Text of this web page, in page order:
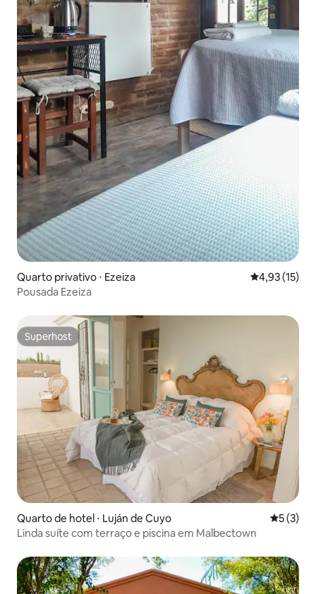
Quarto privativo ⋅ Ezeiza 4,93 de uma
4,93 (15)
Pousada Ezeiza
Superhost
Superhost
Quarto de hotel ⋅ Luján de Cuyo 5 de
5 (3)
Linda suíte com terraço e piscina em Malbectown